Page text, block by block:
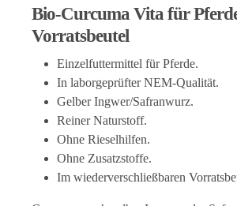
Bio-Curcuma Vita für
Vorratsbeutel
Einzelfuttermittel für Pferde.
In laborgeprüfter NEM-Qualität.
Gelber Ingwer/Safranwurz.
Reiner Naturstoff.
Ohne Rieselhilfen.
Ohne Zusatzstoffe.
Im wiederverschließbaren